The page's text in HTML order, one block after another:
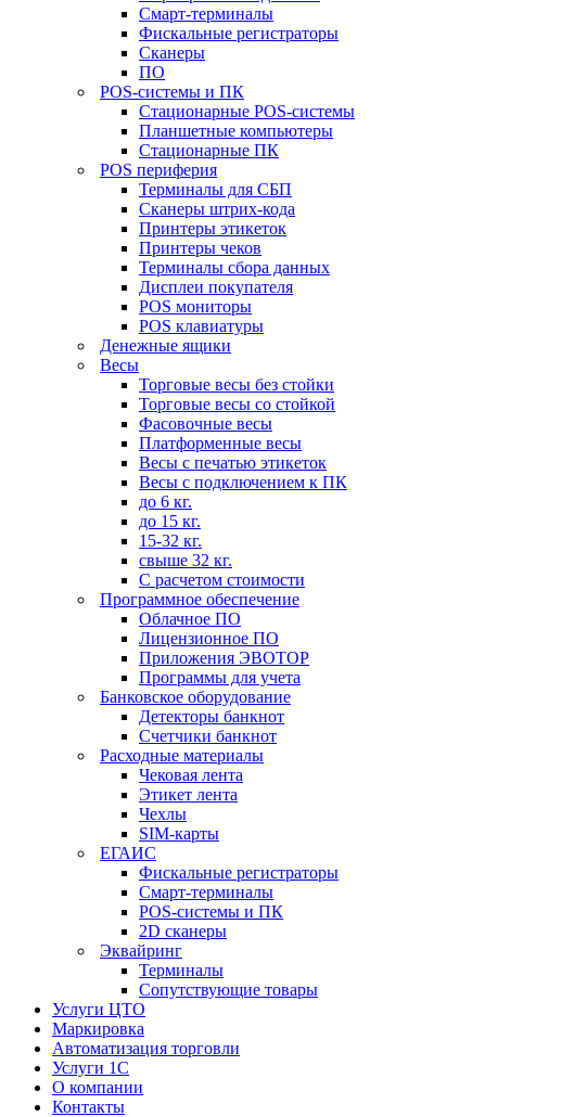
Смарт-терминалы
Фискальные регистраторы
Сканеры
ПО
POS-системы и ПК
Стационарные POS-системы
Планшетные компьютеры
Стационарные ПК
POS периферия
Терминалы для СБП
Сканеры штрих-кода
Принтеры этикеток
Принтеры чеков
Терминалы сбора данных
Дисплеи покупателя
POS мониторы
POS клавиатуры
Денежные ящики
Весы
Торговые весы без стойки
Торговые весы со стойкой
Фасовочные весы
Платформенные весы
Весы с печатью этикеток
Весы с подключением к ПК
до 6 кг.
до 15 кг.
15-32 кг.
свыше 32 кг.
С расчетом стоимости
Программное обеспечение
Облачное ПО
Лицензионное ПО
Приложения ЭВОТОР
Программы для учета
Банковское оборудование
Детекторы банкнот
Счетчики банкнот
Расходные материалы
Чековая лента
Этикет лента
Чехлы
SIM-карты
ЕГАИС
Фискальные регистраторы
Смарт-терминалы
POS-системы и ПК
2D сканеры
Эквайринг
Терминалы
Сопутствующие товары
Услуги ЦТО
Маркировка
Автоматизация торговли
Услуги 1С
О компании
Контакты